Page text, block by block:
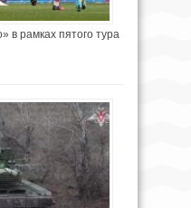
рамках пятого тура